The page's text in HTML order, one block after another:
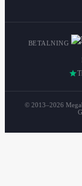
BETALNING
© 2013–2026